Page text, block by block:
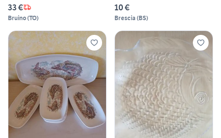
33 €
Bruino(TO)
10 €
Brescia (BS)